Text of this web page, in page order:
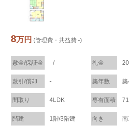
8万円 (管理費・共益費 -)
敷金/保証金 - / - 礼金
敷引/償却 - 築年数
間取り 4LDK 専有面積
階建 1階/3階建 向き 南